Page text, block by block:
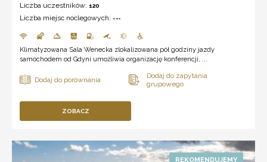
Liczba uczestników: 120
Liczba miejsc noclegowych: ---
Klimatyzowana Sala Wenecka zlokalizowana pół godziny jazdy
samochodem od Gdyni umożliwia organizację konferencji, ...
ZOBACZ